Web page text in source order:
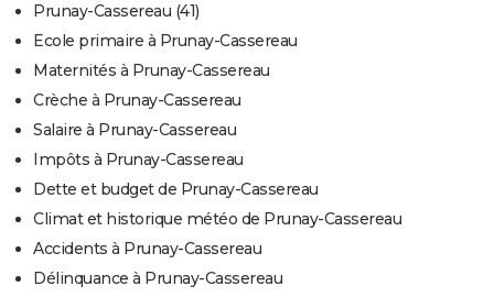
Prunay-Cassereau (41)
Ecole primaire à Prunay-Cassereau
Maternités à Prunay-Cassereau
Crèche à Prunay-Cassereau
Salaire à Prunay-Cassereau
Impôts à Prunay-Cassereau
Dette et budget de Prunay-Cassereau
Climat et historique météo de Prunay-Cassereau
Accidents à Prunay-Cassereau
Délinquance à Prunay-Cassereau